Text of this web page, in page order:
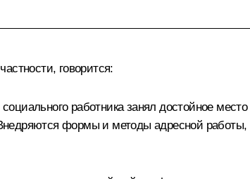
говорится:
работника занял достойное
формы и методы адресной